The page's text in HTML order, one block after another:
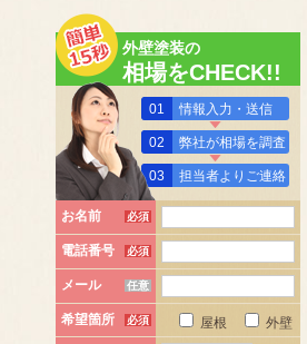
外壁塗装の
相場をCHECK!!
01 情報入力・送信
02 弊社が相場を調査
03 担当者よりご連絡
お名前 必須
電話番号 必須
メール 任意
希望箇所 必須 屋根
外壁